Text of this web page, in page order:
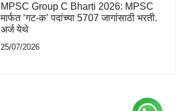
MPSC Group C Bharti 2026: MPSC
मार्फत ‘गट-क’ पदांच्या 5707 जागांसाठी भरती.
अर्ज येथे
25/07/2026